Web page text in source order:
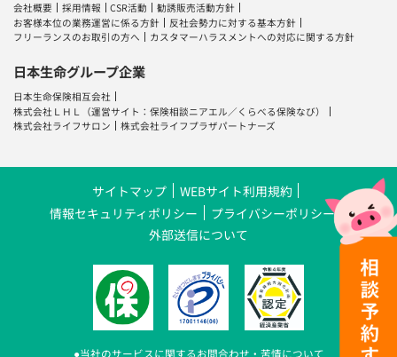
会社概要 採用情報 CSR活動
勧誘販売活動方針
お客様本位の業務運営に係る方針
反社会勢力に対する基本方針
フリーランスのお取引の方へ
カスタマーハラスメントへの対応に関する方針
日本生命グループ企業
日本生命保険相互会社
株式会社ＬＨＬ
（運営サイト：保険相談ニアエル ／ くらべる保険なび）
株式会社ライフサロン
株式会社ライフプラザパートナーズ
サイトマップ
WEBサイト利用規約
情報セキュリティポリシー
プライバシーポリシー
外部送信について
●当社のサービスに関するお問合わせ・苦情について